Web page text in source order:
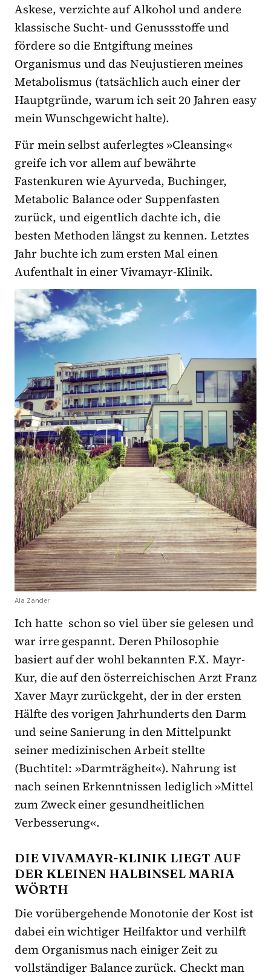
Askese, verzichte auf Alkohol und andere
klassische Sucht- und Genussstoffe und
fördere so die Entgiftung meines
Organismus und das Neujustieren meines
Metabolismus (tatsächlich auch einer der
Hauptgründe, warum ich seit 20 Jahren easy
mein Wunschgewicht halte).
Für mein selbst auferlegtes »Cleansing«
greife ich vor allem auf bewährte
Fastenkuren wie Ayurveda, Buchinger,
Metabolic Balance oder Suppenfasten
zurück, und eigentlich dachte ich, die
besten Methoden längst zu kennen. Letztes
Jahr buchte ich zum ersten Mal einen
Aufenthalt in einer Vivamayr-Klinik.
Ala Zander
Ich hatte schon so viel über sie gelesen und
war irre gespannt. Deren Philosophie
basiert auf der wohl bekannten F.X. Mayr-
Kur, die auf den österreichischen Arzt Franz
Xaver Mayr zurückgeht, der in der ersten
Hälfte des vorigen Jahrhunderts den Darm
und seine Sanierung in den Mittelpunkt
seiner medizinischen Arbeit stellte
(Buchtitel: »Darmträgheit«). Nahrung ist
nach seinen Erkenntnissen lediglich »Mittel
zum Zweck einer gesundheitlichen
Verbesserung«.
DIE VIVAMAYR-KLINIK LIEGT AUF
DER KLEINEN HALBINSEL MARIA
WÖRTH
Die vorübergehende Monotonie der Kost ist
dabei ein wichtiger Heilfaktor und verhilft
dem Organismus nach einiger Zeit zu
vollständiger Balance zurück. Checkt man